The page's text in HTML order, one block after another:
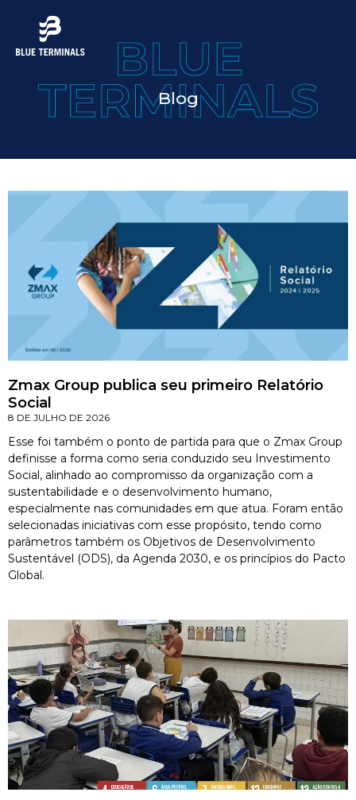
Blog
Zmax Group publica seu primeiro Relatório
Social
8 DE JULHO DE 2026
Esse foi também o ponto de partida para que o Zmax Group
definisse a forma como seria conduzido seu Investimento
Social, alinhado ao compromisso da organização com a
sustentabilidade e o desenvolvimento humano,
especialmente nas comunidades em que atua. Foram então
selecionadas iniciativas com esse propósito, tendo como
parâmetros também os Objetivos de Desenvolvimento
Sustentável (ODS), da Agenda 2030, e os princípios do Pacto
Global.